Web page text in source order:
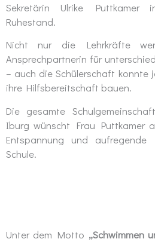
Sekretärin Ulrike Puttkamer
Ruhestand.
Nicht nur die Lehrkräfte
Ansprechpartnerin für
– auch die Schülerschaft konnte
ihre Hilfsbereitschaft bauen.
Die gesamte
Iburg wünscht Frau Puttkamer
Entspannung und aufregende
Schule.
Unter dem Motto „Schwimmen